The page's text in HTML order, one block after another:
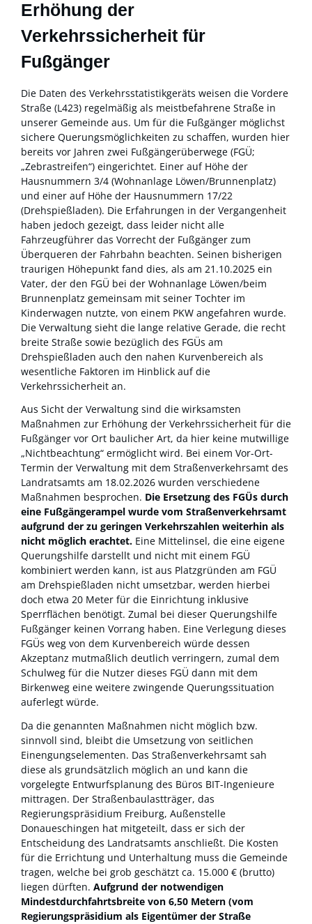
Erhöhung der
Verkehrssicherheit für
Fußgänger
Die Daten des Verkehrsstatistikgeräts weisen die Vordere
Straße (L423) regelmäßig als meistbefahrene Straße in
unserer Gemeinde aus. Um für die Fußgänger möglichst
sichere Querungsmöglichkeiten zu schaffen, wurden hier
bereits vor Jahren zwei Fußgängerüberwege (FGÜ;
„Zebrastreifen“) eingerichtet. Einer auf Höhe der
Hausnummern 3/4 (Wohnanlage Löwen/Brunnenplatz)
und einer auf Höhe der Hausnummern 17/22
(Drehspießladen). Die Erfahrungen in der Vergangenheit
haben jedoch gezeigt, dass leider nicht alle
Fahrzeugführer das Vorrecht der Fußgänger zum
Überqueren der Fahrbahn beachten. Seinen bisherigen
traurigen Höhepunkt fand dies, als am 21.10.2025 ein
Vater, der den FGÜ bei der Wohnanlage Löwen/beim
Brunnenplatz gemeinsam mit seiner Tochter im
Kinderwagen nutzte, von einem PKW angefahren wurde.
Die Verwaltung sieht die lange relative Gerade, die recht
breite Straße sowie bezüglich des FGÜs am
Drehspießladen auch den nahen Kurvenbereich als
wesentliche Faktoren im Hinblick auf die
Verkehrssicherheit an.
Aus Sicht der Verwaltung sind die wirksamsten
Maßnahmen zur Erhöhung der Verkehrssicherheit für die
Fußgänger vor Ort baulicher Art, da hier keine mutwillige
„Nichtbeachtung“ ermöglicht wird. Bei einem Vor-Ort-
Termin der Verwaltung mit dem Straßenverkehrsamt des
Landratsamts am 18.02.2026 wurden verschiedene
Maßnahmen besprochen. Die Ersetzung des FGÜs durch
eine Fußgängerampel wurde vom Straßenverkehrsamt
aufgrund der zu geringen Verkehrszahlen weiterhin als
nicht möglich erachtet. Eine Mittelinsel, die eine eigene
Querungshilfe darstellt und nicht mit einem FGÜ
kombiniert werden kann, ist aus Platzgründen am FGÜ
am Drehspießladen nicht umsetzbar, werden hierbei
doch etwa 20 Meter für die Einrichtung inklusive
Sperrflächen benötigt. Zumal bei dieser Querungshilfe
Fußgänger keinen Vorrang haben. Eine Verlegung dieses
FGÜs weg von dem Kurvenbereich würde dessen
Akzeptanz mutmaßlich deutlich verringern, zumal dem
Schulweg für die Nutzer dieses FGÜ dann mit dem
Birkenweg eine weitere zwingende Querungssituation
auferlegt würde.
Da die genannten Maßnahmen nicht möglich bzw.
sinnvoll sind, bleibt die Umsetzung von seitlichen
Einengungselementen. Das Straßenverkehrsamt sah
diese als grundsätzlich möglich an und kann die
vorgelegte Entwurfsplanung des Büros BIT-Ingenieure
mittragen. Der Straßenbaulastträger, das
Regierungspräsidium Freiburg, Außenstelle
Donaueschingen hat mitgeteilt, dass er sich der
Entscheidung des Landratsamts anschließt. Die Kosten
für die Errichtung und Unterhaltung muss die Gemeinde
tragen, welche bei grob geschätzt ca. 15.000 € (brutto)
liegen dürften. Aufgrund der notwendigen
Mindestdurchfahrtsbreite von 6,50 Metern (vom
Regierungspräsidium als Eigentümer der Straße